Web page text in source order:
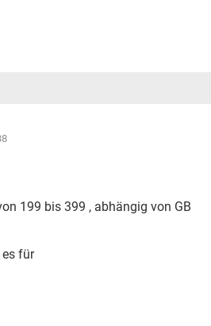
199 bis 399 , abhängig von GB
für